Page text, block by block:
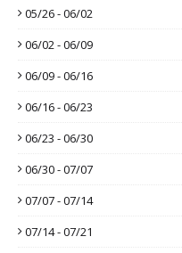
05/26 - 06/02
06/02 - 06/09
06/09 - 06/16
06/16 - 06/23
06/23 - 06/30
06/30 - 07/07
07/07 - 07/14
07/14 - 07/21